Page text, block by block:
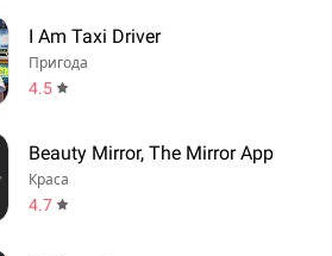
I Am Taxi Driver
Пригода
4.5
Beauty Mirror, The Mirror App
Краса
4.7